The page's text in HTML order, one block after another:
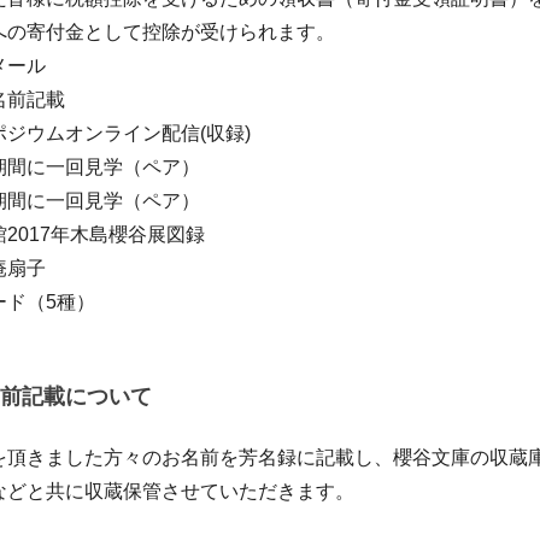
寄付金として控除が受けられます。
ール
前記載
ジウムオンライン配信(収録)
に一回見学（ペア）
に一回見学（ペア）
2017年木島櫻谷展図録
扇子
（5種）
記載について
きました方々のお名前を芳名録に記載し、櫻谷文庫の収蔵
と共に収蔵保管させていただきます。